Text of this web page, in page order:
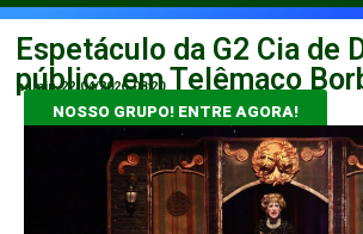
Espetáculo da G2 Cia de
público em Telêmaco
admin 22/04/2026 08:20
NOSSO GRUPO! ENTRE AGORA!